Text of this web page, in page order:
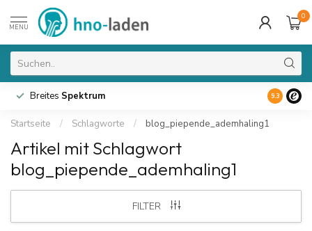
MENU
0
Breites Spektrum 9.3
Startseite / Schlagworte / blog_piepende_ademhaling1
Artikel mit Schlagwort
blog_piepende_ademhaling1
FILTER